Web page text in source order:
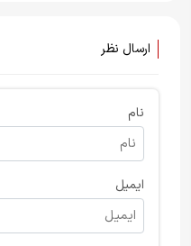
ارسال نظر
نام
ایمیل